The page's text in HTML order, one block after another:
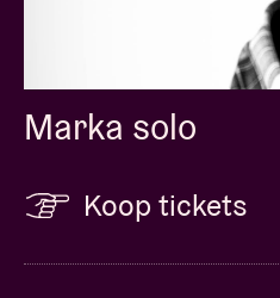
Marka solo
Koop tickets